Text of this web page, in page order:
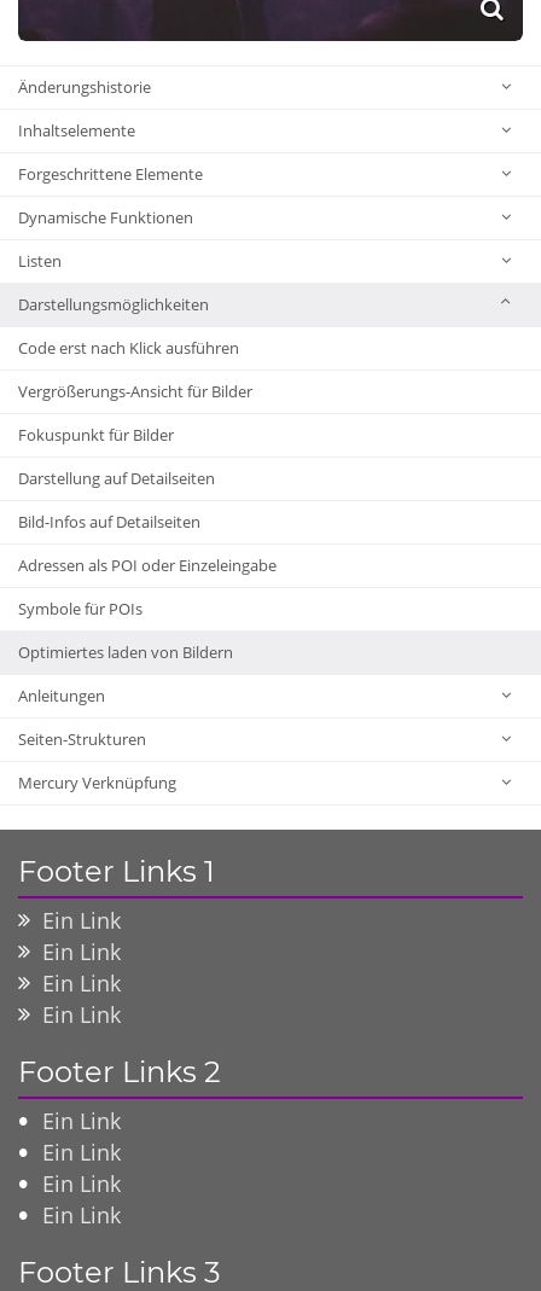
Änderungshistorie
Inhaltselemente
Forgeschrittene Elemente
Dynamische Funktionen
Listen
Darstellungsmöglichkeiten
Code erst nach Klick ausführen
Vergrößerungs-Ansicht für Bilder
Fokuspunkt für Bilder
Darstellung auf Detailseiten
Bild-Infos auf Detailseiten
Adressen als POI oder Einzeleingabe
Symbole für POIs
Optimiertes laden von Bildern
Anleitungen
Seiten-Strukturen
Mercury Verknüpfung
Footer Links 1
Ein Link
Ein Link
Ein Link
Ein Link
Footer Links 2
Ein Link
Ein Link
Ein Link
Ein Link
Footer Links 3